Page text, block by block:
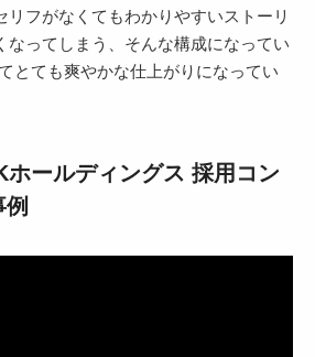
リフがなくてもわかりやすいストーリ
なってしまう、そんな構成になってい
とても爽やかな仕上がりになってい
ホールディングス 採用コン